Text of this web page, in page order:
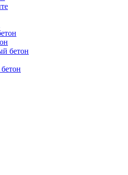
бетон